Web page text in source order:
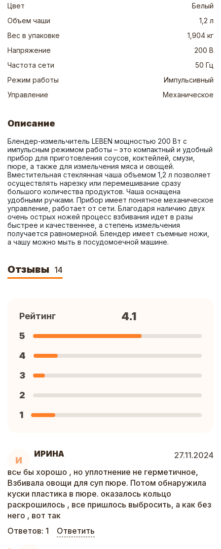
Цвет
Белый
Объем чаши
1,2 л
Вес в упаковке
1,904 кг
Напряжение
200 В
Частота сети
50 Гц
Режим работы
Импульсивный
Управление
Механическое
Описание
Блендер-измельчитель LEBEN мощностью 200 Вт с
импульсным режимом работы – это компактный и удобный
прибор для приготовления соусов, коктейлей, смузи,
пюре, а также для измельчения мяса и овощей.
Вместительная стеклянная чаша объемом 1,2 л позволяет
осуществлять нарезку или перемешивание сразу
большого количества продуктов. Чаша оснащена
удобными ручками. Прибор имеет понятное механическое
управление, работает от сети. Благодаря наличию двух
очень острых ножей процесс взбивания идет в разы
быстрее и качественнее, а степень измельчения
получается равномерной. Блендер имеет съемные ножи,
а чашу можно мыть в посудомоечной машине.
Отзывы 14
И
ИРИНА
27.11.2024
все бы хорошо , но уплотнение не герметичное,
Взбивала овощи для суп пюре. Потом обнаружила
куски пластика в пюре. оказалось кольцо
раскрошилось , все пришлось выбросить, а как без
него , вот так
Ответов: 1 Ответить
Рейтинг 4.1
5
4
3
2
1